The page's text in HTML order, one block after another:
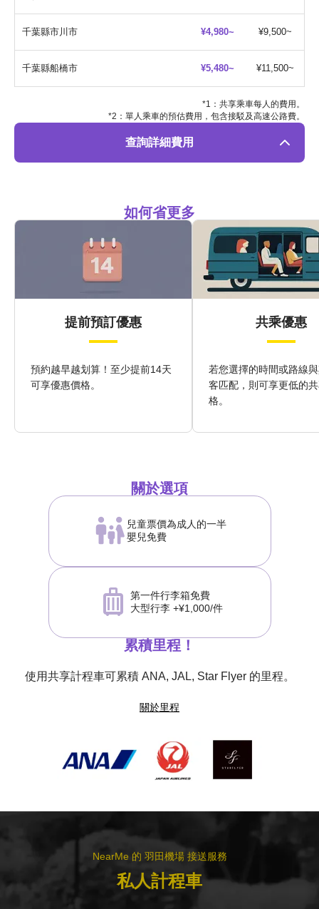
千葉縣市川市 ¥4,980~ ¥9,500~
千葉縣船橋市 ¥5,480~ ¥11,500~
*1：共享乘車每人的費用。
*2：單人乘車的預估費用，包含接駁及高速公路費。
查詢詳細費用
如何省更多
提前預訂優惠
預約越早越划算！至少提前14天
可享優惠價格。
共乘優惠
若您選擇的時間或路線
客匹配，則可享更低的
格。
關於選項
兒童票價為成人的一半
嬰兒免費
第一件行李箱免費
大型行李 +¥1,000/件
累積里程！
使用共享計程車可累積 ANA, JAL, Star Flyer 的里程。
關於里程
NearMe 的 羽田機場 接送服務
私人計程車